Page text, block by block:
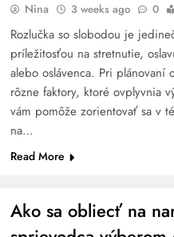
Nina 3 weeks ago 0
Rozlučka so slobodou je
príležitosťou na stretnutie,
alebo oslávenca. Pri
rôzne faktory, ktoré ovplyvnia
vám pomôže zorientovať sa v
na…
Read More
Ako sa obliecť na